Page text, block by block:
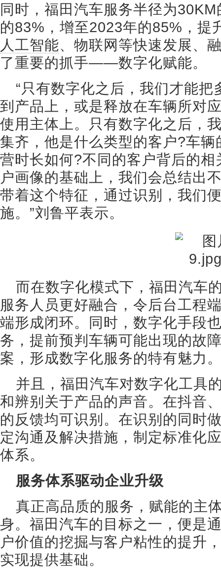
同时，福田汽车服务半径为
的83%，增至2023年的85%，提
人工智能、物联网等快速发展、
了重要的抓手——数字化赋能。
“只有数字化之后，我们才能
到产品上，或是释放在车辆所对
使用主体上。只有数字化之后，
集齐，他是什么类型的客户?车
营时长如何?不同的客户背后的
户画像的基础上，我们会总结出
带着这个特征，通过识别，我们
施。”刘鲁平表示。
而在数字化模式下，福田汽车
服务人员更好融合，令后台工程
端形成闭环。同时，数字化手段
务，提前预判车辆可能出现的故
案，形成数字化服务的特有魅力
并且，福田汽车对数字化工具
和辨别关于产品的声音。在抖音
的反馈均可识别。在识别的同时
定沟通及解决措施，制定标准化
体系。
服务体系驱动企业升级
真正高品质的服务，赋能的主
身。福田汽车的目标之一，便是
户价值的挖掘与客户粘性的提升
实现提供基础。